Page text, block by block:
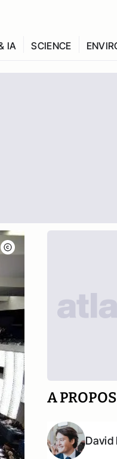
IA SCIENCE
A
David